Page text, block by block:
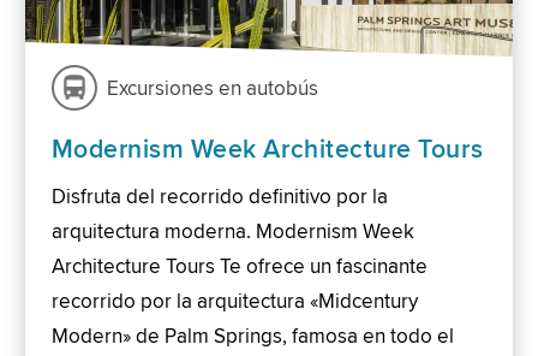
Excursiones en autobús
Modernism Week Architecture Tours
Disfruta del recorrido definitivo por la
arquitectura moderna. Modernism Week
Architecture Tours Te ofrece un fascinante
recorrido por la arquitectura «Midcentury
Modern» de Palm Springs, famosa en todo el